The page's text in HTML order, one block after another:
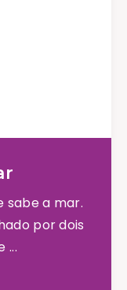
sabe a mar.
por dois
...